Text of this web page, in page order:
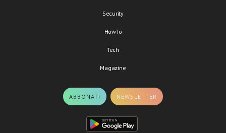
Security
HowTo
Tech
Magazine
ABBONATI NEWSLETTER